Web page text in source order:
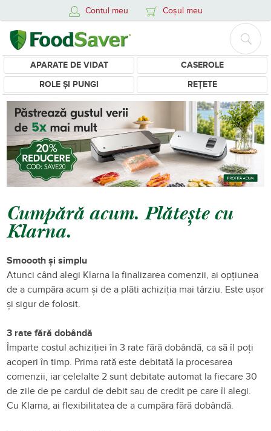
Contul meu Coșul meu
APARATE DE VIDAT
CASEROLE
ROLE ȘI PUNGI
REȚETE
Cumpără acum. Plătește cu
Klarna.
Smoooth și simplu
Atunci când alegi Klarna la finalizarea comenzii, ai opțiunea
de a cumpăra acum și de a plăti achiziția mai târziu. Este ușor
și sigur de folosit.
3 rate fără dobândă
Împarte costul achiziției în 3 rate fără dobândă, ca să îl poți
acoperi în timp. Prima rată este debitată la procesarea
comenzii, iar celelalte 2 sunt debitate automat la fiecare 30
de zile de pe cardul de debit sau de credit pe care îl alegi.
Cu Klarna, ai flexibilitatea de a cumpăra fără dobândă.